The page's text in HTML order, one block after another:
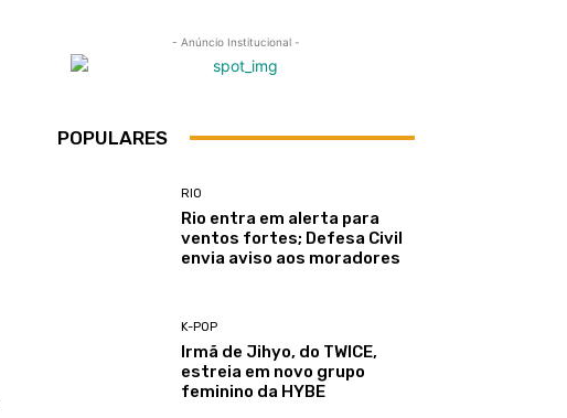
- Anúncio Institucional -
POPULARES
RIO
Rio entra em alerta para
ventos fortes; Defesa Civil
envia aviso aos moradores
K-POP
Irmã de Jihyo, do TWICE,
estreia em novo grupo
feminino da HYBE